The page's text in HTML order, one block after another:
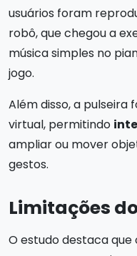
usuários foram
robô, que chegou a
música simples no
jogo.
Além disso, a pulseira
virtual, permitindo
ampliar ou mover
gestos.
Limitações
O estudo destaca que